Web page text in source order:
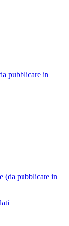
pubblicare in
(da pubblicare in